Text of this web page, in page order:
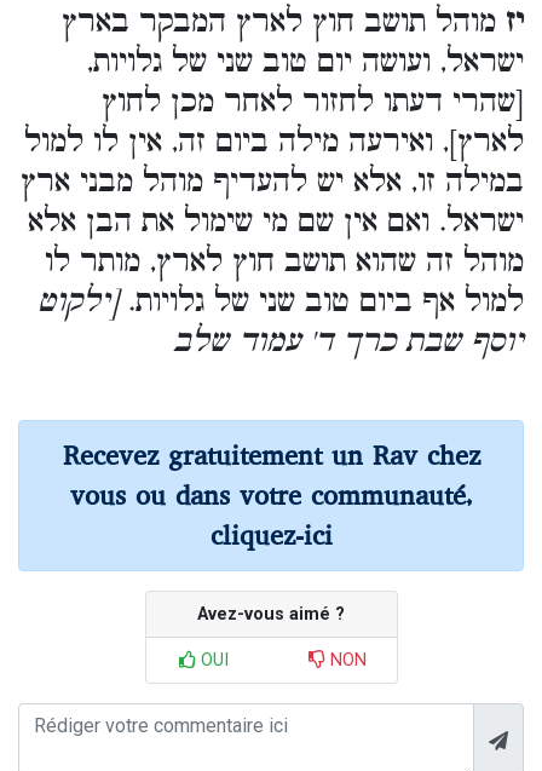
יז מוהל תושב חוץ לארץ המבקר בארץ
ישראל, ועושה יום טוב שני של גלויות,
[שהרי דעתו לחזור לאחר מכן לחוץ
לארץ], ואירעה מילה ביום זה, אין לו למול
במילה זו, אלא יש להעדיף מוהל מבני ארץ
ישראל. ואם אין שם מי שימול את הבן אלא
מוהל זה שהוא תושב חוץ לארץ, מותר לו
למול אף ביום טוב שני של גלויות.[ילקוט
יוסף שבת כרך ד' עמוד שלב
Recevez gratuitement un Rav chez
vous ou dans votre communauté,
cliquez-ici
Avez-vous aimé ?
OUI NON